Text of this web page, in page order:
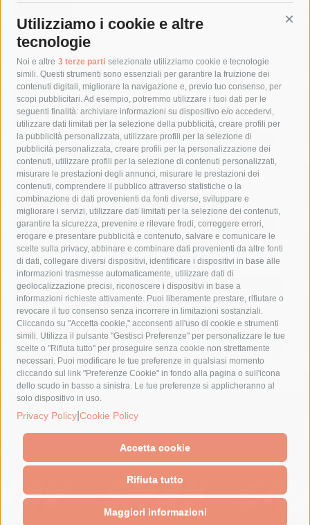
Utilizziamo i cookie e altre
tecnologie
Noi e altre 3 terze parti selezionate utilizziamo cookie e tecnologie
simili. Questi strumenti sono essenziali per garantire la fruizione dei
contenuti digitali, migliorare la navigazione e, previo tuo consenso, per
scopi pubblicitari. Ad esempio, potremmo utilizzare i tuoi dati per le
seguenti finalità: archiviare informazioni su dispositivo e/o accedervi,
utilizzare dati limitati per la selezione della pubblicità, creare profili per
la pubblicità personalizzata, utilizzare profili per la selezione di
pubblicità personalizzata, creare profili per la personalizzazione dei
contenuti, utilizzare profili per la selezione di contenuti personalizzati,
misurare le prestazioni degli annunci, misurare le prestazioni dei
contenuti, comprendere il pubblico attraverso statistiche o la
combinazione di dati provenienti da fonti diverse, sviluppare e
migliorare i servizi, utilizzare dati limitati per la selezione dei contenuti,
garantire la sicurezza, prevenire e rilevare frodi, correggere errori,
erogare e presentare pubblicità e contenuto, salvare e comunicare le
scelte sulla privacy, abbinare e combinare dati provenienti da altre fonti
di dati, collegare diversi dispositivi, identificare i dispositivi in base alle
informazioni trasmesse automaticamente, utilizzare dati di
geolocalizzazione precisi, riconoscere i dispositivi in base a
informazioni richieste attivamente. Puoi liberamente prestare, rifiutare o
revocare il tuo consenso senza incorrere in limitazioni sostanziali.
Cliccando su "Accetta cookie," acconsenti all'uso di cookie e strumenti
simili. Utilizza il pulsante "Gestisci Preferenze" per personalizzare le tue
scelte o "Rifiuta tutto" per proseguire senza cookie non strettamente
necessari. Puoi modificare le tue preferenze in qualsiasi momento
cliccando sul link "Preferenze Cookie" in fondo alla pagina o sull'icona
dello scudo in basso a sinistra. Le tue preferenze si applicheranno al
solo dispositivo in uso.
Privacy Policy Cookie Policy
Accetta cookie
Rifiuta tutto
Maggiori informazioni
7 Agosto 2026
Tag
acqua allerta meteo
anas
area marina protetta di punta campanella
arresto
Asl Napoli 3 sud
capitaneria di porto capri
carabinieri
castellammare di stabia
circumvesuviana
comune di sorrento
concerto
contagi
costiera amalfitana
covid-19 eav
elezioni
fondazione sorrento
gori guardia costiera
incidente
lavori
lorenzo balducelli mare
massa lubrense
massimo coppola
Meta napoli
ordinanza
penisola sorrentina
piano di sorrento
polizia municipale
protezione civile
Regione Campania
sant'agnello
sindaco cuomo
sorrento studenti temporali
treni
turismo
Vico Equense villa fiorentino vincenzo de luca
© 2015 SorrentoPress. All rights reserved.
Il giornale online della Penisola Sorrentina
Cookie Policy